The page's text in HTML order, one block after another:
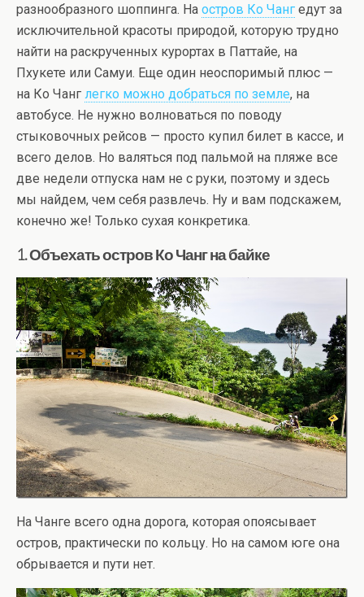
разнообразного шоппинга. На остров Ко Чанг едут за
исключительной красоты природой, которую трудно
найти на раскрученных курортах в Паттайе, на
Пхукете или Самуи. Еще один неоспоримый плюс —
на Ко Чанг легко можно добраться по земле, на
автобусе. Не нужно волноваться по поводу
стыковочных рейсов — просто купил билет в кассе, и
всего делов. Но валяться под пальмой на пляже все
две недели отпуска нам не с руки, поэтому и здесь
мы найдем, чем себя развлечь. Ну и вам подскажем,
конечно же! Только сухая конкретика.
1. Объехать остров Ко Чанг на байке
На Чанге всего одна дорога, которая опоясывает
остров, практически по кольцу. Но на самом юге она
обрывается и пути нет.